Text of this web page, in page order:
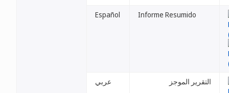
Español Informe Resumido
عربي التقرير الموجز